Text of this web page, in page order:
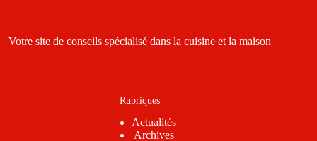
Votre site de conseils spécialisé dans la cuisine et la maison
Rubriques
Actualités
Archives